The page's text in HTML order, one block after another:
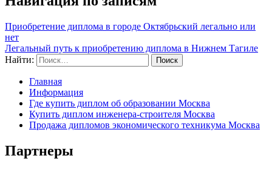
Приобретение диплома в городе Октябрьский легально или
нет
Легальный путь к приобретению диплома в Нижнем Тагиле
Найти:
Главная
Информация
Где купить диплом об образовании Москва
Купить диплом инженера-строителя Москва
Продажа дипломов экономического техникума Москва
Партнеры